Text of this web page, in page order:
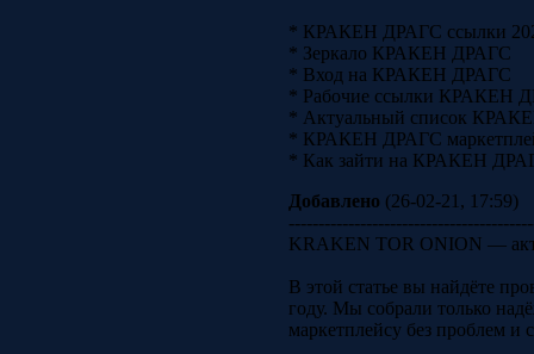
* КРАКЕН ДРАГС ссылки
* Зеркало КРАКЕН ДРАГС
* Вход на КРАКЕН ДРАГС
* Рабочие ссылки КРАКЕН
* Актуальный список
* КРАКЕН ДРАГС
* Как зайти на КРАКЕН
Добавлено (26-02-21, 17:59)
KRAKEN TOR ONION —
В этой статье вы найдёте
году. Мы собрали только
маркетплейсу без проблем